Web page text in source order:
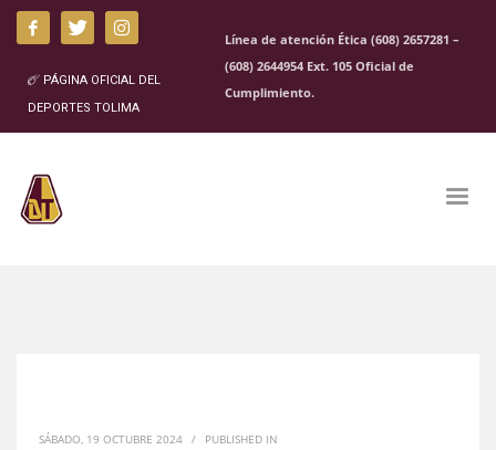
PÁGINA OFICIAL DEL
DEPORTES TOLIMA
Línea de atención Ética (608) 2657281 –
(608) 2644954 Ext. 105 Oficial de
Cumplimiento.
SÁBADO, 19 OCTUBRE 2024 / PUBLISHED IN